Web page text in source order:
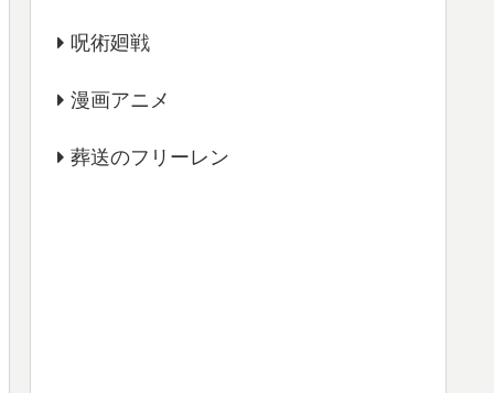
呪術廻戦
漫画アニメ
葬送のフリーレン